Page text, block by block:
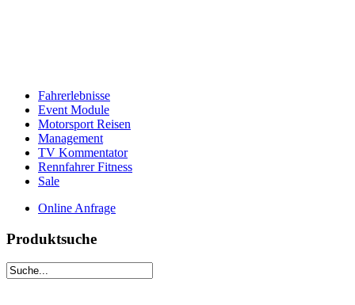
Fahrerlebnisse
Event Module
Motorsport Reisen
Management
TV Kommentator
Rennfahrer Fitness
Sale
Online Anfrage
Produktsuche